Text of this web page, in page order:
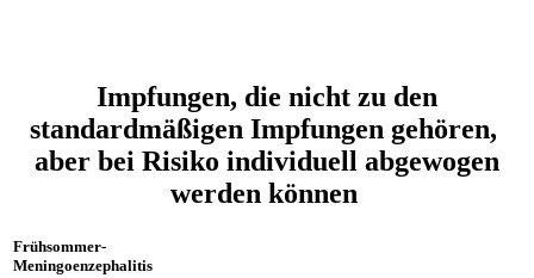
Impfungen, die nicht zu den
standardmäßigen Impfungen gehören,
aber bei Risiko individuell abgewogen
werden können
Frühsommer-
Meningoenzephalitis